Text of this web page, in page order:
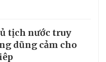
tịch nước truy
dũng cảm cho